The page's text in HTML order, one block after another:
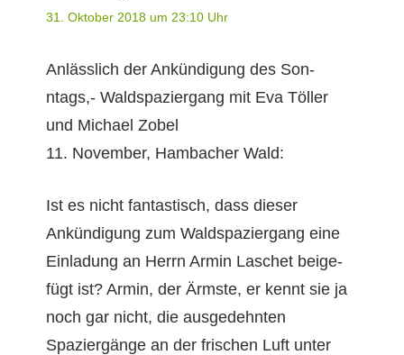
31. Oktober 2018 um 23:10 Uhr
Anlässlich der Ankündi­gung des Son­
ntags,- Waldspazier­gang mit Eva Töller
und Michael Zobel
11. Novem­ber, Ham­bach­er Wald:
Ist es nicht fan­tastisch, dass dieser
Ankündi­gung zum Waldspazier­gang eine
Ein­ladung an Her­rn Armin Laschet beige­
fügt ist? Armin, der Ärm­ste, er ken­nt sie ja
noch gar nicht, die aus­gedehn­ten
Spaziergänge an der frischen Luft unter